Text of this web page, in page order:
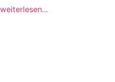
weiterlesen...